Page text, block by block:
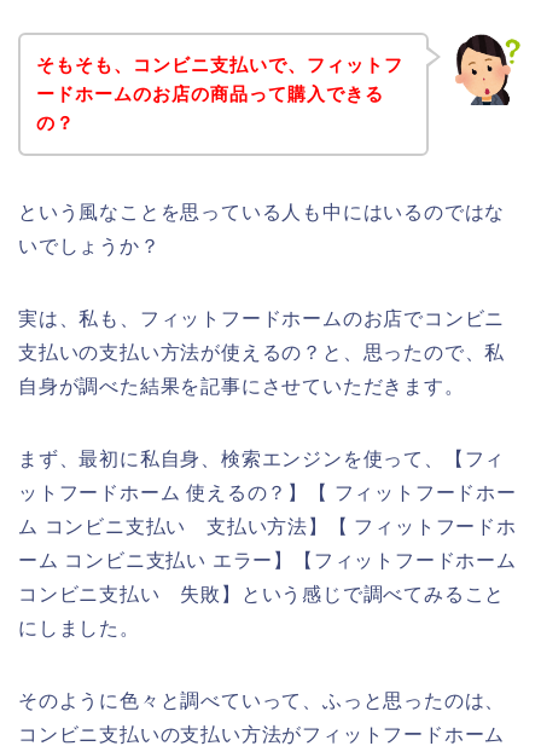
そもそも、コンビニ支払いで、フィットフ
ードホームのお店の商品って購入できる
の？
という風なことを思っている人も中にはいるのではな
いでしょうか？
実は、私も、フィットフードホームのお店でコンビニ
支払いの支払い方法が使えるの？と、思ったので、私
自身が調べた結果を記事にさせていただきます。
まず、最初に私自身、検索エンジンを使って、【フィ
ットフードホーム 使えるの？】【 フィットフードホー
ム コンビニ支払い 支払い方法】【 フィットフードホ
ーム コンビニ支払い エラー】【フィットフードホーム
コンビニ支払い 失敗】という感じで調べてみること
にしました。
そのように色々と調べていって、ふっと思ったのは、
コンビニ支払いの支払い方法がフィットフードホーム